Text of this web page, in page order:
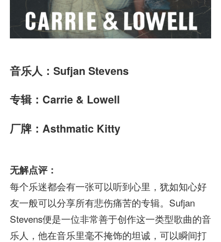
音乐人：Sufjan Stevens
专辑：Carrie & Lowell
厂牌：Asthmatic Kitty
无解点评：
每个乐迷都会有一张可以听到心里，犹如知心好
友一般可以分享所有悲伤痛苦的专辑。Sufjan
Stevens便是一位非常善于创作这一类型歌曲的音
乐人，他在音乐里毫不掩饰的坦诚，可以瞬间打